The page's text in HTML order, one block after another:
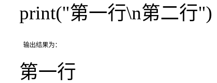
print("第一行\n第二行")
第一行